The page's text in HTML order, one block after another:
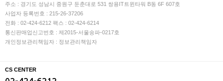
주소 : 경기도 성남시 중원구 둔춘대로 531 쌍용IT트윈타워 B동 6F 607호
사업자 등록번호 : 215-26-37206
전화 : 02-424-6212 팩스 : 02-424-6214
통신판매업신고번호 : 제2015-서울송파-0217호
개인정보관리책임자 : 정보관리책임자
CS CENTER